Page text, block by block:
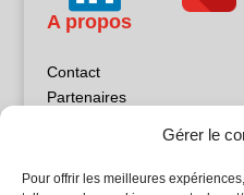
Gérer le
Pour offrir les meilleures
A propos
Contact
Partenaires
Politique de confidentialité